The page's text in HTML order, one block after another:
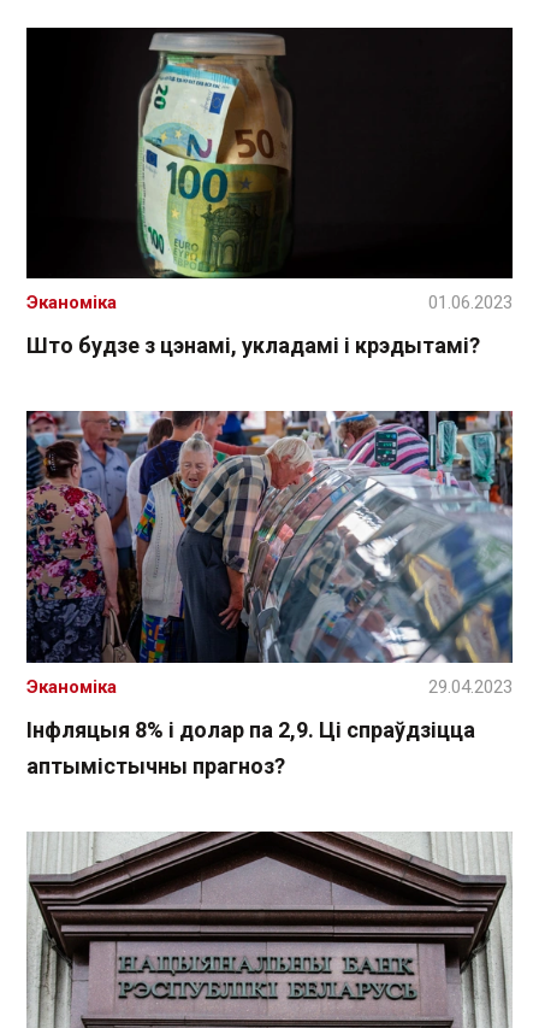
Што будзе з цэнамі, укладамі і крэдытамі?
Эканоміка 01.06.2023
Інфляцыя 8% і долар па 2,9. Ці спраўдзіцца
аптымістычны прагноз?
Эканоміка 29.04.2023